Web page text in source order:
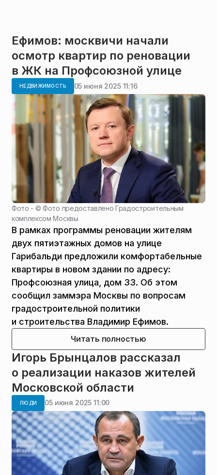
Ефимов: москвичи начали
осмотр квартир по реновации
в ЖК на Профсоюзной улице
НЕДВИЖИМОСТЬ 05 июня 2025 11:16
Фото - ©Фото предоставлено Градостроительным
комплексом Москвы
В рамках программы реновации жителям
двух пятиэтажных домов на улице
Гарибальди предложили комфортабельные
квартиры в новом здании по адресу:
Профсоюзная улица, дом 33. Об этом
сообщил заммэра Москвы по вопросам
градостроительной политики
и строительства Владимир Ефимов.
Читать полностью
Игорь Брынцалов рассказал
о реализации наказов жителей
Московской области
ЛЮДИ 05 июня 2025 11:00